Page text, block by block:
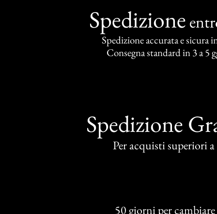
Spedizione
Spedizione accurata e sicura
Consegna standard in 3 a 5
Spedizione
Per acquisti superiori
50 giorni per cambiare